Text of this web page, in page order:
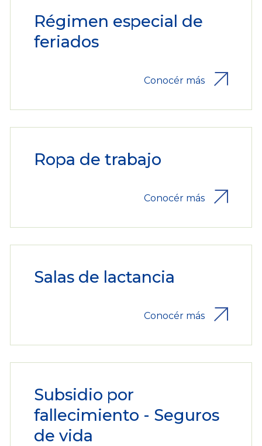
Régimen especial de
feriados
Conocér más
Ropa de trabajo
Conocér más
Salas de lactancia
Conocér más
Subsidio por
fallecimiento - Seguros
de vida